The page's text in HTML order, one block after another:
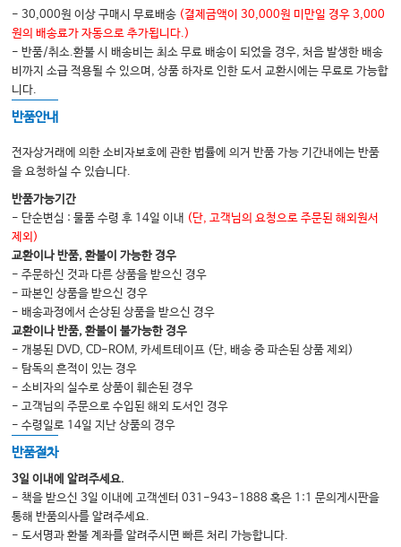
2] 줄기세포 치료: 노화를 되돌릴 수 있을까?
3] 엑소좀(Exosome) 치료: 세포 간 대화의 비밀
물리적· 에너지 기반 치료기술
1] PBM (광생물변조, Photobiomodulation): 빛으로 되살리는 젊음
3] 경두개직류자극(tDCS): 전기를 통한 뇌 건강 관리
5] 전신 저온 요법(Cryotherapy): 차가운 충격, 젊음의 반응
6] 고압산소치료(Hyperbaric Oxygen Therapy, HBOT): 숨을 더 깊이, 젊음
을 더 오래
8장. 노화의 재해석: 시간의 선물을 열어보는 지혜
9장. 젊게 사는 생활습관 완전 실천 가이드
1. 항노화 식단법 - 먹는 것으로 10년 젊어지기
2. 노화예방 운동법 - 움직임으로 시간을 되돌리기
3. 젊어지는 수면법 - 잠으로 시간을 되돌리기
4. 두뇌 건강 완전 정복 - 평생 똑똑하게 살기
5. 젊음을 지키는 스트레스 관리법
용어 설명
- 30,000원 이상 구매시 무료배송 (결제금액이 30,000원 미만일 경우 3,000
원의 배송료가 자동으로 추가됩니다.)
- 반품/취소.환불 시 배송비는 최소 무료 배송이 되었을 경우, 처음 발생한 배송
비까지 소급 적용될 수 있으며, 상품 하자로 인한 도서 교환시에는 무료로 가능합
니다.
반품안내
전자상거래에 의한 소비자보호에 관한 법률에 의거 반품 가능 기간내에는 반품
을 요청하실 수 있습니다.
반품가능기간
- 단순변심 : 물품 수령 후 14일 이내 (단, 고객님의 요청으로 주문된 해외원서
제외)
교환이나 반품, 환불이 가능한 경우
- 주문하신 것과 다른 상품을 받으신 경우
- 파본인 상품을 받으신 경우
- 배송과정에서 손상된 상품을 받으신 경우
교환이나 반품, 환불이 불가능한 경우
- 개봉된 DVD, CD-ROM, 카세트테이프 (단, 배송 중 파손된 상품 제외)
- 탐독의 흔적이 있는 경우
- 소비자의 실수로 상품이 훼손된 경우
- 고객님의 주문으로 수입된 해외 도서인 경우
- 수령일로 14일 지난 상품의 경우
반품절차
3일 이내에 알려주세요.
- 책을 받으신 3일 이내에 고객센터 031-943-1888 혹은 1:1 문의게시판을
통해 반품의사를 알려주세요.
- 도서명과 환불 계좌를 알려주시면 빠른 처리 가능합니다.